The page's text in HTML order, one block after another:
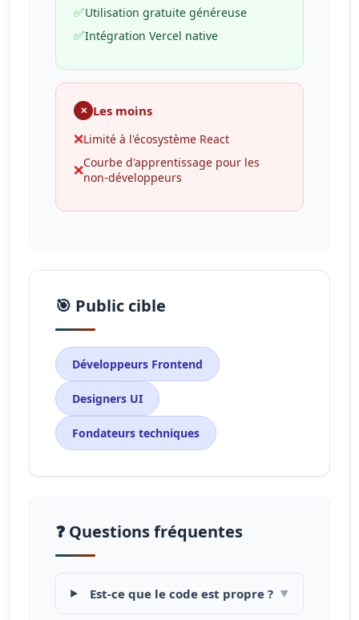
✅Utilisation gratuite généreuse
✅Intégration Vercel native
✕ Les moins
❌Limité à l'écosystème React
❌Courbe d'apprentissage pour les
non-développeurs
🎯 Public cible
Développeurs Frontend
Designers UI
Fondateurs techniques
❓ Questions fréquentes
Est-ce que le code est propre ? ▼